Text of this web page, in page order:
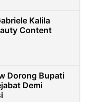
Kalila
Content
Dorong Bupati
Demi